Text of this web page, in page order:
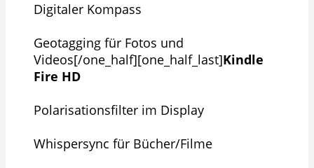
Digitaler Kompass
Geotagging für Fotos und
Videos[/one_half][one_half_last]Kindle
Fire HD
Polarisationsfilter im Display
Whispersync für Bücher/Filme